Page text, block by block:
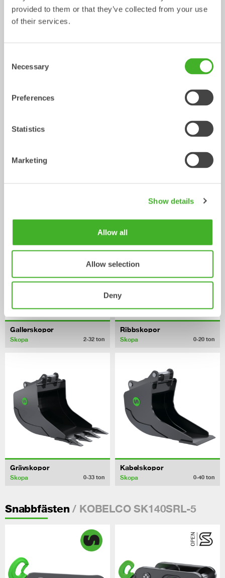
provided to them or that they’ve collected from your use
of their services.
Selection
Necessary
Preferences
Statistics
Marketing
Show details
Allow all
Allow selection
Deny
Skopa 0-40 ton
0-22ton
Gallerskopor
Skopa 2-32 ton
Ribbskopor
Skopa 0-20 ton
Grävskopor
Skopa 0-33 ton
Kabelskopor
Skopa 0-40 ton
Snabbfästen / KOBELCO SK140SRL-5